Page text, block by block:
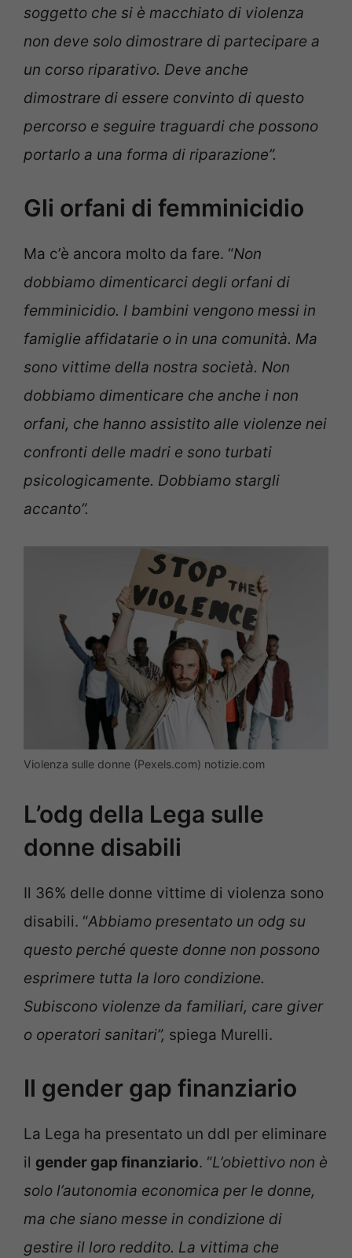
soggetto che si è macchiato di violenza
non deve solo dimostrare di partecipare a
un corso riparativo. Deve anche
dimostrare di essere convinto di questo
percorso e seguire traguardi che possono
portarlo a una forma di riparazione”.
Gli orfani di femminicidio
Ma c’è ancora molto da fare. “Non
dobbiamo dimenticarci degli orfani di
femminicidio. I bambini vengono messi in
famiglie affidatarie o in una comunità. Ma
sono vittime della nostra società. Non
dobbiamo dimenticare che anche i non
orfani, che hanno assistito alle violenze nei
confronti delle madri e sono turbati
psicologicamente. Dobbiamo stargli
accanto”.
Violenza sulle donne (Pexels.com) notizie.com
L’odg della Lega sulle
donne disabili
Il 36% delle donne vittime di violenza sono
disabili. “Abbiamo presentato un odg su
questo perché queste donne non possono
esprimere tutta la loro condizione.
Subiscono violenze da familiari, care giver
o operatori sanitari”, spiega Murelli.
Il gender gap finanziario
La Lega ha presentato un ddl per eliminare
il gender gap finanziario. “L’obiettivo non è
solo l’autonomia economica per le donne,
ma che siano messe in condizione di
gestire il loro reddito. La vittima che